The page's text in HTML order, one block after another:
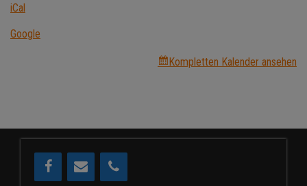
iCal
Google
Kompletten Kalender ansehen